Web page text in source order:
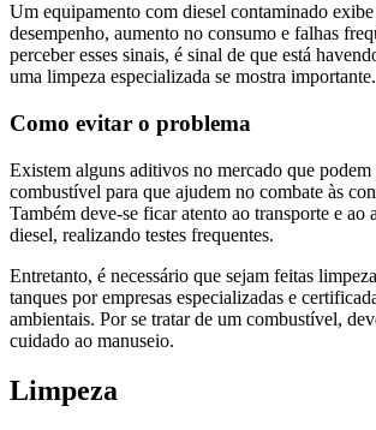
Um equipamento com diesel contaminado
desempenho, aumento no consumo e falhas
perceber esses sinais, é sinal de que está
uma limpeza especializada se mostra importante.
Como evitar o problema
Existem alguns aditivos no mercado que podem
combustível para que ajudem no combate às
Também deve-se ficar atento ao transporte e ao
diesel, realizando testes frequentes.
Entretanto, é necessário que sejam feitas
tanques por empresas especializadas e
ambientais. Por se tratar de um combustível,
cuidado ao manuseio.
Limpeza